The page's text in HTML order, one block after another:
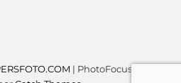
| PhotoFocus